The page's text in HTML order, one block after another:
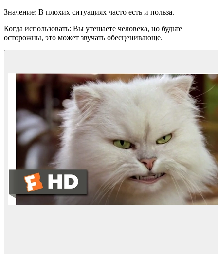
Значение: В плохих ситуациях часто есть и польза.
Когда использовать: Вы утешаете человека, но будьте
осторожны, это может звучать обесценивающе.